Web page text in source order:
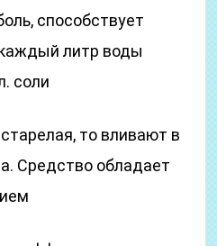
способствует
литр воды
соли
то вливают в
Средство обладает